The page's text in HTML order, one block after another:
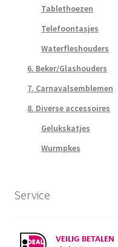
Tablethoezen
Telefoontasjes
Waterfleshouders
6. Beker/Glashouders
7. Carnavalsemblemen
8. Diverse accessoires
Gelukskatjes
Wurmpkes
Service